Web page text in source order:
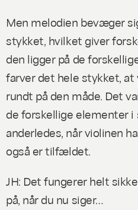
Men melodien bevæger
stykket, hvilket giver
den ligger på de
farver det hele stykket,
rundt på den måde. Det
de forskellige elementer
anderledes, når violinen
også er tilfældet.
JH: Det fungerer helt
på, når du nu siger…